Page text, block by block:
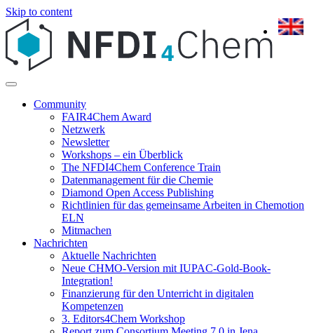
Skip to content
Community
FAIR4Chem Award
Netzwerk
Newsletter
Workshops – ein Überblick
The NFDI4Chem Conference Train
Datenmanagement für die Chemie
Diamond Open Access Publishing
Richtlinien für das gemeinsame Arbeiten in Chemotion
ELN
Mitmachen
Nachrichten
Aktuelle Nachrichten
Neue CHMO-Version mit IUPAC-Gold-Book-
Integration!
Finanzierung für den Unterricht in digitalen
Kompetenzen
3. Editors4Chem Workshop